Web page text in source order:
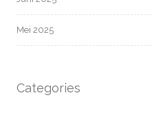
Mei 2025
Categories